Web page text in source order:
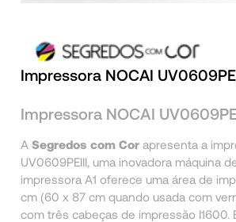
Impressora NOCAI
Impressora NOCAI
A Segredos com Corapresenta a
UV0609PEIII, uma inovadora máquina
impressora A1 oferece uma área de
cm (60 x 87 cm quando usada com
com três cabeças de impressão I1600.